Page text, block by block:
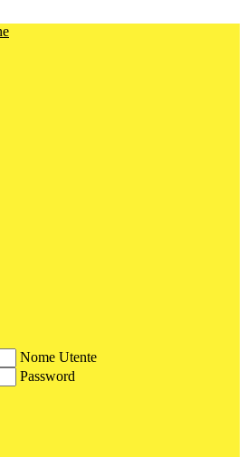
Nome Utente
Password